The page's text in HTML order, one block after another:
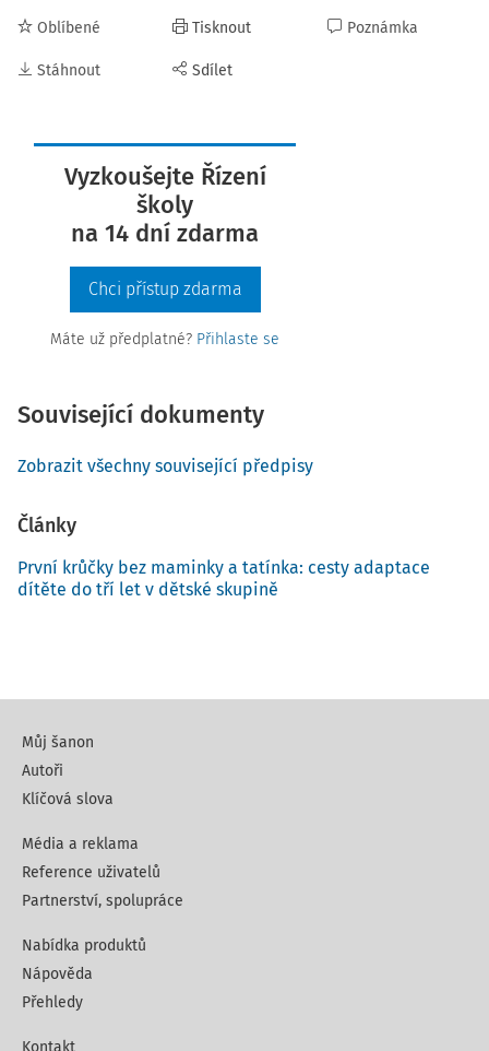
Oblíbené
Stáhnout
Tisknout
Sdílet
Poznámka
Vyzkoušejte Řízení
školy
na 14 dní zdarma
Chci přístup zdarma
Máte už předplatné? Přihlaste se
Související dokumenty
Zobrazit všechny související předpisy
Články
První krůčky bez maminky a tatínka: cesty adaptace
dítěte do tří let v dětské skupině
Můj šanon
Autoři
Klíčová slova
Média a reklama
Reference uživatelů
Partnerství, spolupráce
Nabídka produktů
Nápověda
Přehledy
Kontakt